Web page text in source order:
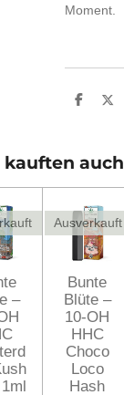
Moment.
T
n
T
n
auch
–
Ausverkauft
Bunte
Blüte –
10-OH
HHC
Choco
Loco
Hash